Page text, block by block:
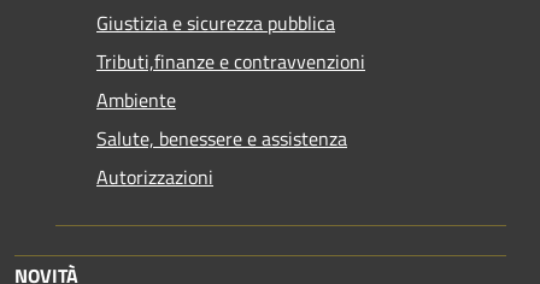
Giustizia e sicurezza pubblica
Tributi,finanze e contravvenzioni
Ambiente
Salute, benessere e assistenza
Autorizzazioni
NOVITÀ